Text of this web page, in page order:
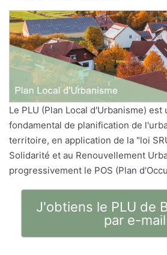
Le PLU (Plan Local d'Urbanisme) est
fondamental de planification de
territoire, en application de la "loi
Solidarité et au Renouvellement
progressivement le POS (Plan
J'obtiens le PLU de
par e-mail